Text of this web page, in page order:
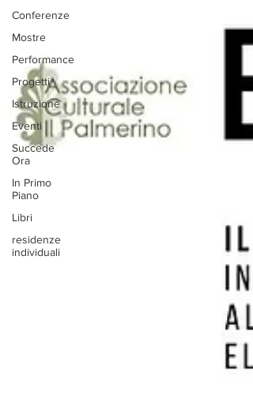
Conferenze
Mostre
Performance
Progetti
Istruzione
Eventi
Succede
Ora
In Primo
Piano
Libri
residenze
individuali